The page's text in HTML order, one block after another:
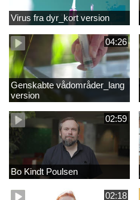
Virus fra dyr_kort version
04:26
Genskabte vådområder_lang
version
02:59
Bo Kindt Poulsen
02:18